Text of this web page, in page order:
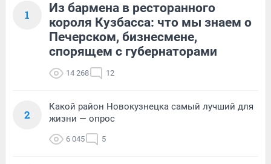
1
Из бармена в ресторанного
короля Кузбасса: что мы знаем о
Печерском, бизнесмене,
спорящем с губернаторами
14 268 12
2
Какой район Новокузнецка самый лучший для
жизни — опрос
6 045 5